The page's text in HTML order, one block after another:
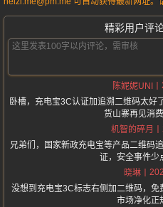
精彩用户评
陈妮妮UNI
卧槽，充电宝3C认证加追溯二维码太好
货山寨再见消
机智的碎月
兄弟们，国家新政充电宝等产品二维码
证，安全事件少
晓琳
没想到充电宝3C标志右侧加二维码，
市场净化正